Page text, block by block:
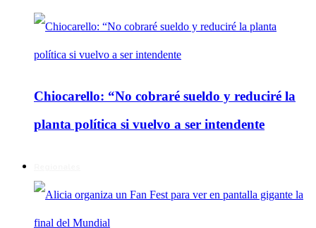
Chiocarello: “No cobraré sueldo y reduciré la
planta política si vuelvo a ser intendente